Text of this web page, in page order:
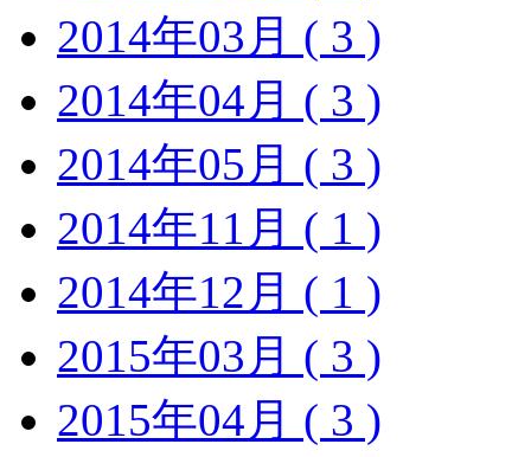
2014年03月 ( 3 )
2014年04月 ( 3 )
2014年05月 ( 3 )
2014年11月 ( 1 )
2014年12月 ( 1 )
2015年03月 ( 3 )
2015年04月 ( 3 )